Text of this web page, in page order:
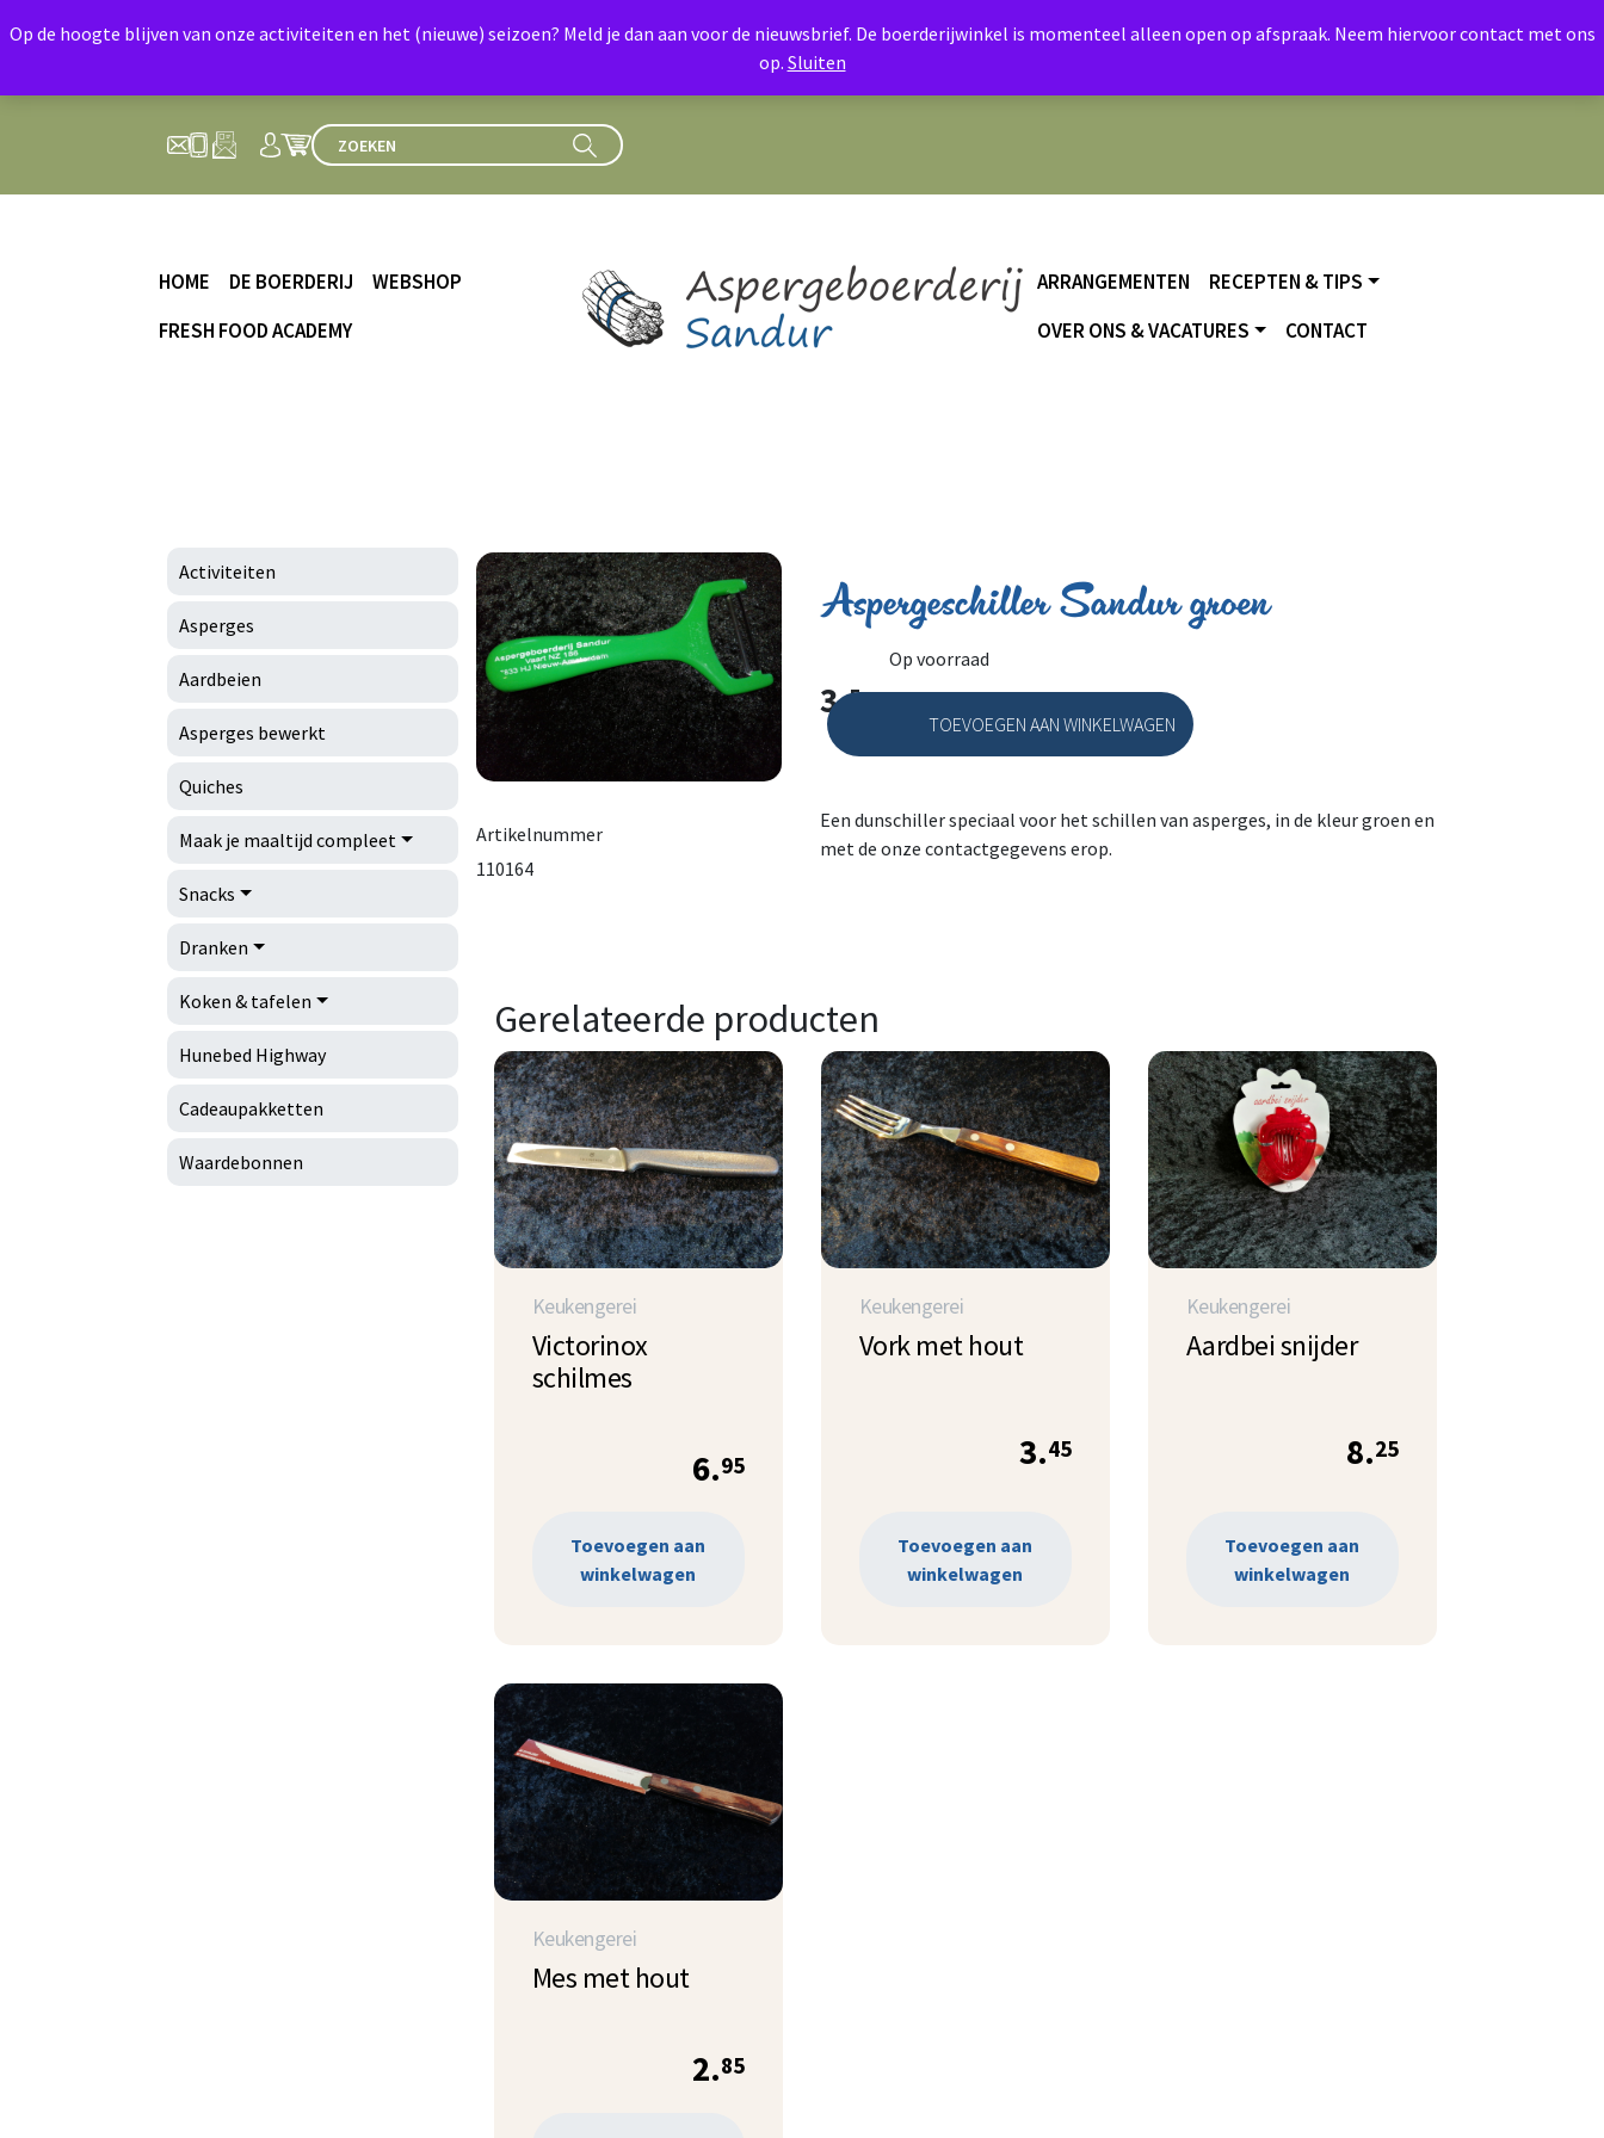
HOME DE BOERDERIJ
WEBSHOP
FRESH FOOD ACADEMY
ARRANGEMENTEN
RECEPTEN & TIPS
OVER ONS & VACATURES
CONTACT
Activiteiten
Asperges
Aardbeien
Asperges bewerkt
Quiches
Maak je maaltijd compleet
Snacks
Dranken
Koken & tafelen
Hunebed Highway
Cadeaupakketten
Waardebonnen
Artikelnummer
110164
Aspergeschiller Sandur groen
3.5
Op voorraad
Aspergeschiller Sandur groen aantal
TOEVOEGEN AAN WINKELWAGEN
Een dunschiller speciaal voor het schillen van asperges, in de kleur groen en
met de onze contactgegevens erop.
Gerelateerde producten
Keukengerei
Victorinox
schilmes
6.95
Toevoegen aan
winkelwagen
Keukengerei
Vork met hout
3.45
Toevoegen aan
winkelwagen
Keukengerei
Aardbei snijder
8.25
Toevoegen aan
winkelwagen
Keukengerei
Mes met hout
2.85
Op de hoogte blijven van onze activiteiten en het (nieuwe) seizoen? Meld je dan aan voor de nieuwsbrief. De boerderijwinkel is momenteel alleen open op afspraak. Neem hiervoor contact met ons
op. Sluiten